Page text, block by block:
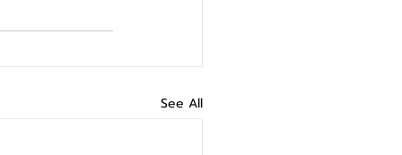
See All